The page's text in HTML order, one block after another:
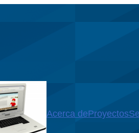
Acerca deProyectos